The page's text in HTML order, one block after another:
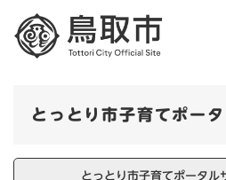
メニューを飛ばし
とっとり市子育てポー
とっとり市子育てポータル